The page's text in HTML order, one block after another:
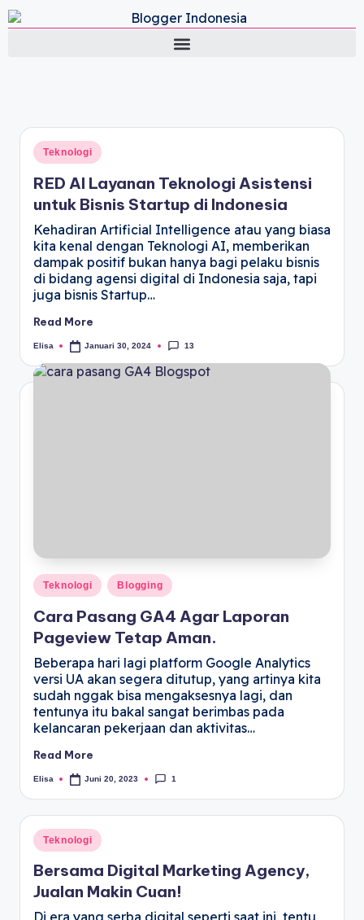
Teknologi
RED AI Layanan Teknologi Asistensi
untuk Bisnis Startup di Indonesia
Kehadiran Artificial Intelligence atau yang biasa
kita kenal dengan Teknologi AI, memberikan
dampak positif bukan hanya bagi pelaku bisnis
di bidang agensi digital di Indonesia saja, tapi
juga bisnis Startup…
Read More
Elisa Januari 30, 2024 13
Teknologi Blogging
Cara Pasang GA4 Agar Laporan
Pageview Tetap Aman.
Beberapa hari lagi platform Google Analytics
versi UA akan segera ditutup, yang artinya kita
sudah nggak bisa mengaksesnya lagi, dan
tentunya itu bakal sangat berimbas pada
kelancaran pekerjaan dan aktivitas…
Read More
Elisa Juni 20, 2023 1
Teknologi
Bersama Digital Marketing Agency,
Jualan Makin Cuan!